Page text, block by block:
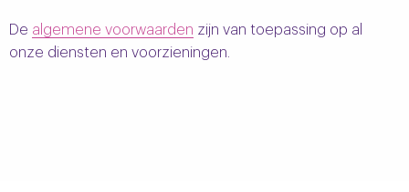
De algemene voorwaarden zijn van toepassing op al
onze diensten en voorzieningen.